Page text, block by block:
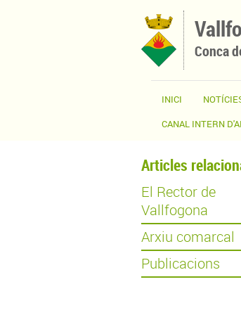
Conca
INICI
CANAL INTERN
Articles
El Rector de
Vallfogona
Arxiu comarcal
Publicacions